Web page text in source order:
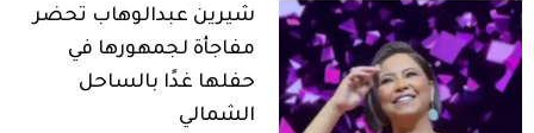
شيرين عبدالوهاب تحضر
مفاجأة لجمهورها في
حفلها غدًا بالساحل
الشمالي